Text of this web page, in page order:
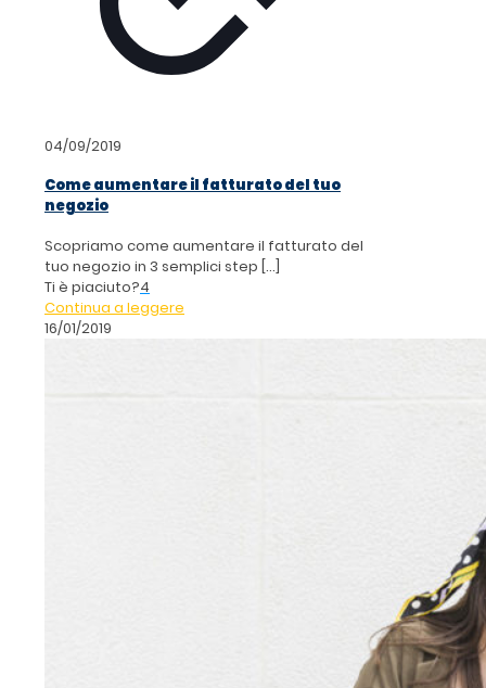
04/09/2019
Come aumentare il fatturato del tuo
negozio
Scopriamo come aumentare il fatturato del
tuo negozio in 3 semplici step […]
Ti è piaciuto?4
Continua a leggere
16/01/2019